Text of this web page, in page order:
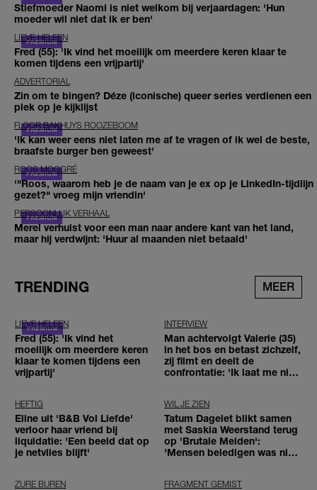
Stiefmoeder Naomi is niet welkom bij verjaardagen: 'Hun
moeder wil niet dat ik er ben'
LIEVE HELEEN
Fred (55): 'Ik vind het moeilijk om meerdere keren klaar te
komen tijdens een vrijpartij'
ADVERTORIAL
Zin om te bingen? Déze (iconische) queer series verdienen een
plek op je kijklijst
FLOOR BAKHUYS ROOZEBOOM
'Ik kan weer eens niet laten me af te vragen of ik wel de beste,
braafste burger ben geweest'
ROOS MOGGRÉ
'"Roos, waarom heb je de naam van je ex op je LinkedIn-tijdlijn
gezet?" vroeg mijn vriendin'
PERSOONLIJK VERHAAL
Merel verhuist voor een man naar andere kant van het land,
maar hij verdwijnt: 'Huur al maanden niet betaald'
TRENDING MEER
LIEVE HELEEN
Fred (55): 'Ik vind het
moeilijk om meerdere keren
klaar te komen tijdens een
vrijpartij'
INTERVIEW
Man achtervolgt Valerie (35)
in het bos en betast zichzelf,
zij filmt en deelt de
confrontatie: 'Ik laat me niet
HEFTIG
Eline uit 'B&B Vol Liefde'
verloor haar vriend bij
liquidatie: 'Een beeld dat op
je netvlies blijft'
WIL JE ZIEN
Tatum Dagelet blikt samen
met Saskia Weerstand terug
op 'Brutale Meiden':
'Mensen beledigen was niet
ZURE BUREN FRAGMENT GEMIST